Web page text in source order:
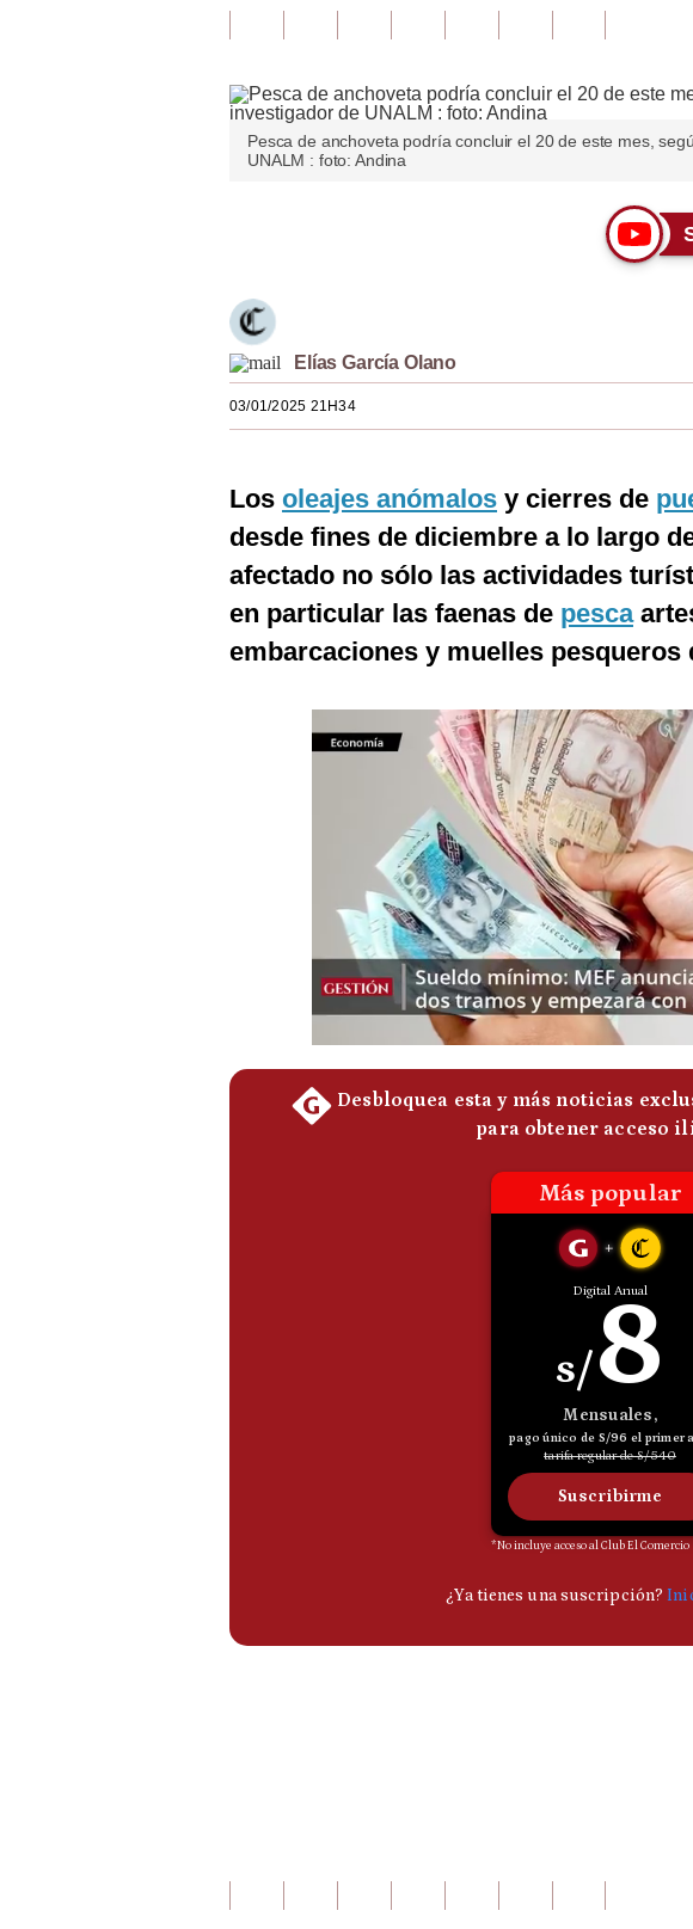
Pesca de anchoveta podría concluir el 20 de este mes,
UNALM : foto: Andina
Elías García Olano
03/01/2025 21H34
Los oleajes anómalos y cierres de
desde fines de diciembre a lo largo
afectado no sólo las actividades
en particular las faenas de pesca
embarcaciones y muelles pesqueros